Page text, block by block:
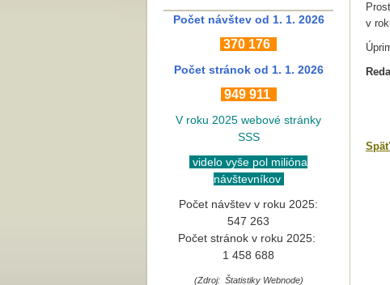
v
Späť
Počet návštev od 1. 1. 2026
370 176
Počet stránok od 1. 1. 2026
949 911
V roku 2025 webové stránky
SSS
videlo vyše pol milióna
návštevníkov
Počet návštev v roku 2025:
547 263
Počet stránok v roku 2025:
1 458 688
(Zdroj: Štatistiky Webnode)